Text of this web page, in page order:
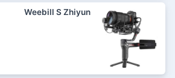
Weebill S Zhiyun